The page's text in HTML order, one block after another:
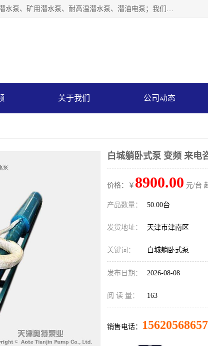
天津奥特泵业有限公司主要从事：不锈钢潜水泵、大流量潜水泵、高扬程潜水泵、矿用潜水泵、耐高温潜水泵、潜油电泵；我们以开发研制生产各种用途的水泵为主，历经十多年艰苦创业，已成为总资产达伍仟多万元，占地面积1万多平方米，年生产能力几百万（台）套，形成集设计研发、制造安装、技术服务于一体的现代规模型企业。
关于我们 公司动态
白城躺卧式泵 变频 来电
价格：￥ 8900.00 元/台
产品数量： 50.00台
发货地址： 天津市津南区
关键词： 白城躺卧式泵
发布日期： 2026-08-08
阅 读 量： 163
销售电话： 15620568657